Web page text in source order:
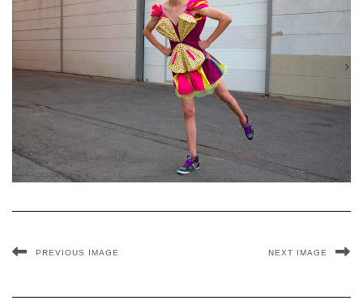
PREVIOUS IMAGE NEXT IMAGE